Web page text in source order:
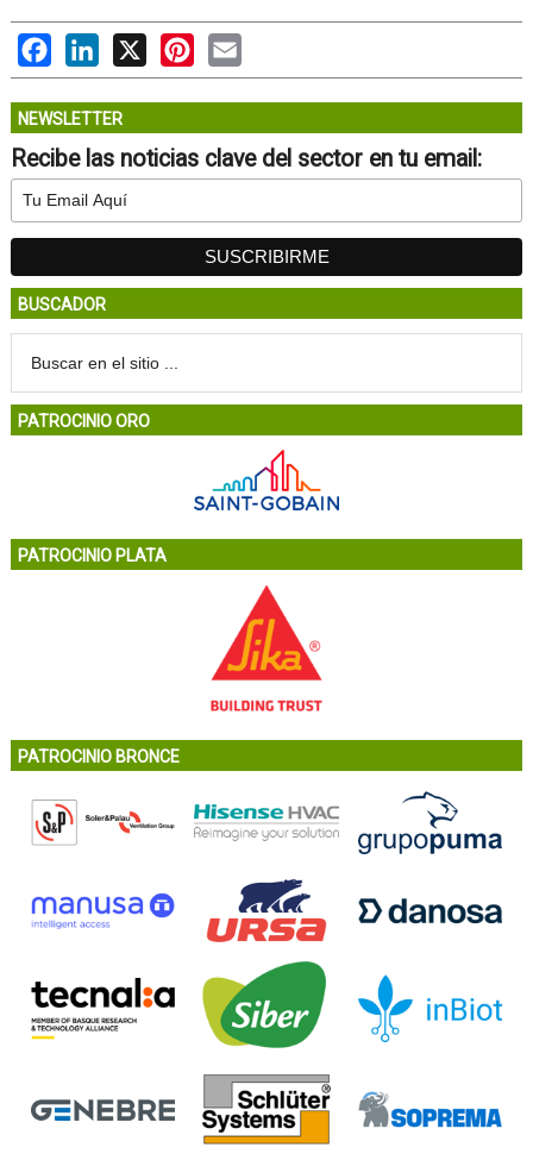
FacebookLinkedIn
X PinterestEmail
NEWSLETTER
Recibe las noticias clave del sector en tu email:
BUSCADOR
PATROCINIO ORO
PATROCINIO PLATA
PATROCINIO BRONCE